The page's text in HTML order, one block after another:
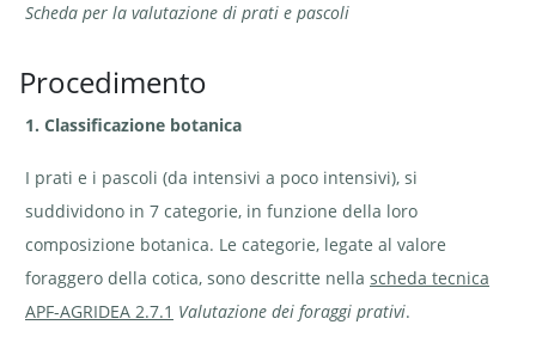
Scheda per la valutazione di prati e pascoli
Procedimento
1. Classificazione botanica
I prati e i pascoli (da intensivi a poco intensivi), si
suddividono in 7 categorie, in funzione della loro
composizione botanica. Le categorie, legate al valore
foraggero della cotica, sono descritte nella scheda tecnica
APF-AGRIDEA 2.7.1 Valutazione dei foraggi prativi.